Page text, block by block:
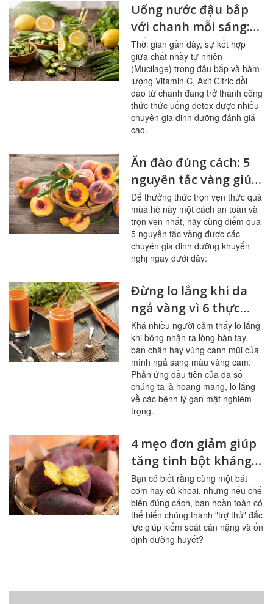
Uống nước đậu bắp
với chanh mỗi sáng:
bổ mạch máu, ổn
đường huyết
Thời gian gần đây, sự kết hợp
giữa chất nhầy tự nhiên
(Mucilage) trong đậu bắp và hàm
lượng Vitamin C, Axit Citric dồi
dào từ chanh đang trở thành công
thức thức uống detox được nhiều
chuyên gia dinh dưỡng đánh giá
cao.
Ăn đào đúng cách: 5
nguyên tắc vàng giúp
sạch mạch máu,
tránh ngộ độc
Để thưởng thức trọn vẹn thức quà
mùa hè này một cách an toàn và
trọn vẹn nhất, hãy cùng điểm qua
5 nguyên tắc vàng được các
chuyên gia dinh dưỡng khuyến
nghị ngay dưới đây:
Đừng lo lắng khi da
ngả vàng vì 6 thực
phẩm này
Khá nhiều người cảm thấy lo lắng
khi bỗng nhận ra lòng bàn tay,
bàn chân hay vùng cánh mũi của
mình ngả sang màu vàng cam.
Phản ứng đầu tiên của đa số
chúng ta là hoang mang, lo lắng
về các bệnh lý gan mật nghiêm
trọng.
4 mẹo đơn giảm giúp
tăng tinh bột kháng
trong bữa ăn
Bạn có biết rằng cùng một bát
cơm hay củ khoai, nhưng nếu chế
biến đúng cách, bạn hoàn toàn có
thể biến chúng thành "trợ thủ" đắc
lực giúp kiểm soát cân nặng và ổn
định đường huyết?